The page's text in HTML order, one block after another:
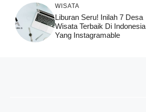
WISATA
Liburan Seru! Inilah 7 Desa
Wisata Terbaik Di Indonesia
Yang Instagramable